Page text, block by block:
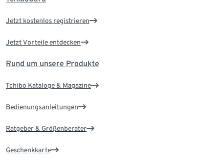
Jetzt kostenlos registrieren
Jetzt Vorteile entdecken
Rund um unsere Produkte
Tchibo Kataloge & Magazine
Bedienungsanleitungen
Ratgeber & Größenberater
Geschenkkarte